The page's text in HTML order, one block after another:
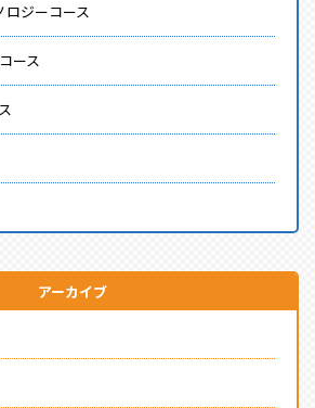
ロジーコース
ース
アーカイブ